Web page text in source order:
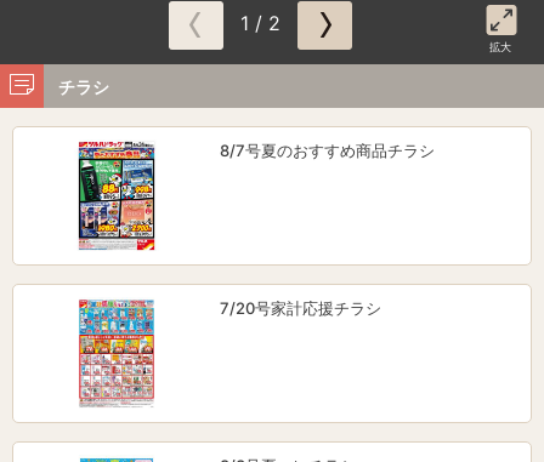
1 / 2
拡大
チラシ
8/7号夏のおすすめ商品チラシ
7/20号家計応援チラシ